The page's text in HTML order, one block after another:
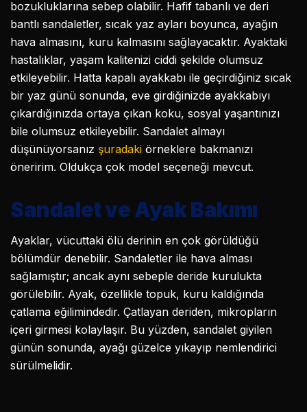
bozukluklarına sebep olabilir. Hafif tabanlı ve deri
bantlı sandaletler, sıcak yaz ayları boyunca, ayağın
hava almasını, kuru kalmasını sağlayacaktır. Ayaktaki
hastalıklar, yaşam kalitenizi ciddi şekilde olumsuz
etkileyebilir. Hatta kapalı ayakkabı ile geçirdiğiniz sıcak
bir yaz günü sonunda, eve girdiğinizde ayakkabıyı
çıkardığınızda ortaya çıkan koku, sosyal yaşantınızı
bile olumsuz etkileyebilir. Sandalet almayı
düşünüyorsanız şuradaki örneklere bakmanızı
öneririm. Oldukça çok model seçeneği mevcut.
Sandalet ve Ayak Bakımı
Ayaklar, vücuttaki ölü derinin en çok görüldüğü
bölümdür denebilir. Sandaletler ile hava alması
sağlamıştır; ancak aynı sebeple deride kurulukta
görülebilir. Ayak, özellikle topuk, kuru kaldığında
çatlama eğilimindedir. Çatlayan deriden, mikropların
içeri girmesi kolaylaşır. Bu yüzden, sandalet giyilen
günün sonunda, ayağı güzelce yıkayıp nemlendirici
sürülmelidir.